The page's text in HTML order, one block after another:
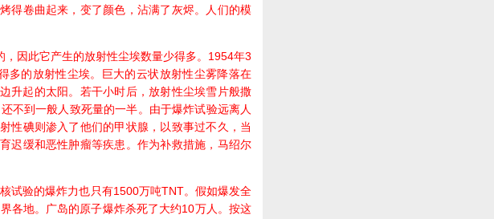
得卷曲起来，变了颜色，沾满了灰烬。人们的模
因此它产生的放射性尘埃数量少得多。1954年3
多的放射性尘埃。巨大的云状放射性尘雾降落在
升起的太阳。若干小时后，放射性尘埃雪片般撒
不到一般人致死量的一半。由于爆炸试验远离人
性碘则渗入了他们的甲状腺，以致事过不久，当
迟缓和恶性肿瘤等疾患。作为补救措施，马绍尔
验的爆炸力也只有1500万吨TNT。假如爆发全
各地。广岛的原子爆炸杀死了大约10万人。按这